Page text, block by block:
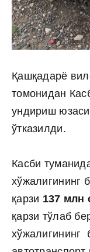
Қашқадарё
томонидан
ундириш
ўтказилди.
Касби
хўжалигининг
қарзи 137 млн
қарзи тўлаб
хўжалигининг